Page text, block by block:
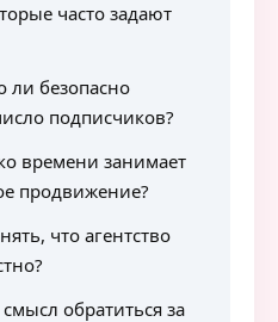
часто задают
безопасно
подписчиков?
времени занимает
продвижение?
что агентство
обратиться за